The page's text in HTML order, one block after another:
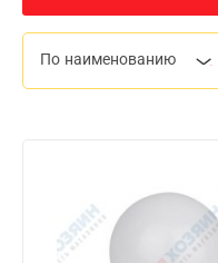
По наименованию